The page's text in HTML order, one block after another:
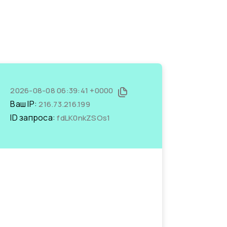
2026-08-08 06:39:41 +0000
Ваш IP:216.73.216.199
ID запроса:fdLK0nkZSOs1